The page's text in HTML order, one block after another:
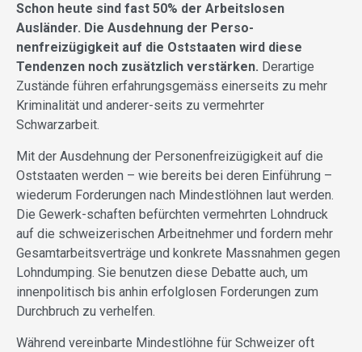
Schon heute sind fast 50% der Arbeitslosen
Ausländer. Die Ausdehnung der Perso-
nenfreizügigkeit auf die Oststaaten wird diese
Tendenzen noch zusätzlich verstärken. Derartige
Zustände führen erfahrungsgemäss einerseits zu mehr
Kriminalität und anderer-seits zu vermehrter
Schwarzarbeit.
Mit der Ausdehnung der Personenfreizügigkeit auf die
Oststaaten werden – wie bereits bei deren Einführung –
wiederum Forderungen nach Mindestlöhnen laut werden.
Die Gewerk-schaften befürchten vermehrten Lohndruck
auf die schweizerischen Arbeitnehmer und fordern mehr
Gesamtarbeitsverträge und konkrete Massnahmen gegen
Lohndumping. Sie benutzen diese Debatte auch, um
innenpolitisch bis anhin erfolglosen Forderungen zum
Durchbruch zu verhelfen.
Während vereinbarte Mindestlöhne für Schweizer oft